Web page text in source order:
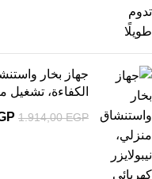
جهاز بخار
الكفاءة،
1.914,00EGP